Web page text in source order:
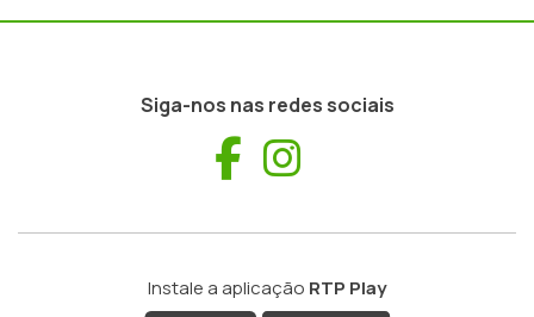
Siga-nos nas redes sociais
Facebook
Instale a aplicação RTP Play